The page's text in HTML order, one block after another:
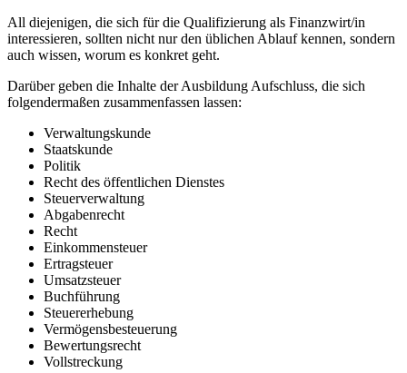
All diejenigen, die sich für die Qualifizierung als Finanzwirt/in
interessieren, sollten nicht nur den üblichen Ablauf kennen, sondern
auch wissen, worum es konkret geht.
Darüber geben die Inhalte der Ausbildung Aufschluss, die sich
folgendermaßen zusammenfassen lassen:
Verwaltungskunde
Staatskunde
Politik
Recht des öffentlichen Dienstes
Steuerverwaltung
Abgabenrecht
Recht
Einkommensteuer
Ertragsteuer
Umsatzsteuer
Buchführung
Steuererhebung
Vermögensbesteuerung
Bewertungsrecht
Vollstreckung